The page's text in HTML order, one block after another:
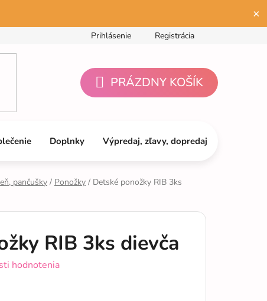
×
Prihlásenie Registrácia
NÁKUPNÝ
PRÁZDNY KOŠÍK
Doplnky Výpredaj, zľavy, dopredaj
pančušky / Ponožky / Detské ponožky RIB 3ks
RIB 3ks dievča
hodnotenia